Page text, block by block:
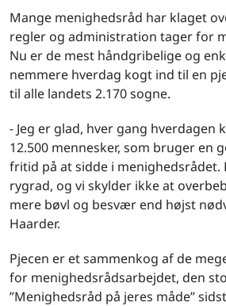
Mange menighedsråd har klaget
regler og administration tager for
Nu er de mest håndgribelige og
nemmere hverdag kogt ind til en
til alle landets 2.170 sogne.
- Jeg er glad, hver gang hverdagen
12.500 mennesker, som bruger en
fritid på at sidde i menighedsrådet.
rygrad, og vi skylder ikke at
mere bøvl og besvær end højst
Haarder.
Pjecen er et sammenkog af de
for menighedsrådsarbejdet, den
”Menighedsråd på jeres måde”